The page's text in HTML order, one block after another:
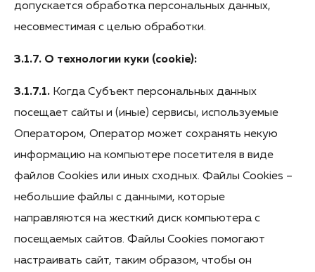
допускается обработка персональных данных,
несовместимая с целью обработки.
3.1.7. О технологии куки (cookie):
3.1.7.1. Когда Субъект персональных данных
посещает сайты и (иные) сервисы, используемые
Оператором, Оператор может сохранять некую
информацию на компьютере посетителя в виде
файлов Cookies или иных сходных. Файлы Cookies –
небольшие файлы с данными, которые
направляются на жесткий диск компьютера с
посещаемых сайтов. Файлы Cookies помогают
настраивать сайт, таким образом, чтобы он